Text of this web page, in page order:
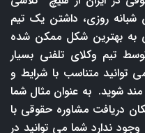
شبانه روزی، داشتن یک تیم
به بهترین شکل ممکن شده
تیم وکلای تلفنی بسیار
متناسب با شرایط و
شوید. به عنوان مثال شما
دریافت مشاوره حقوقی با
ندارد شما می توانید در